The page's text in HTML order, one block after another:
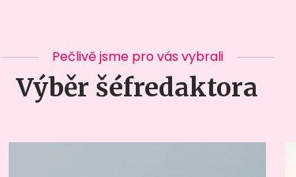
Pečlivě jsme pro vás vybrali
Výběr šéfredaktora